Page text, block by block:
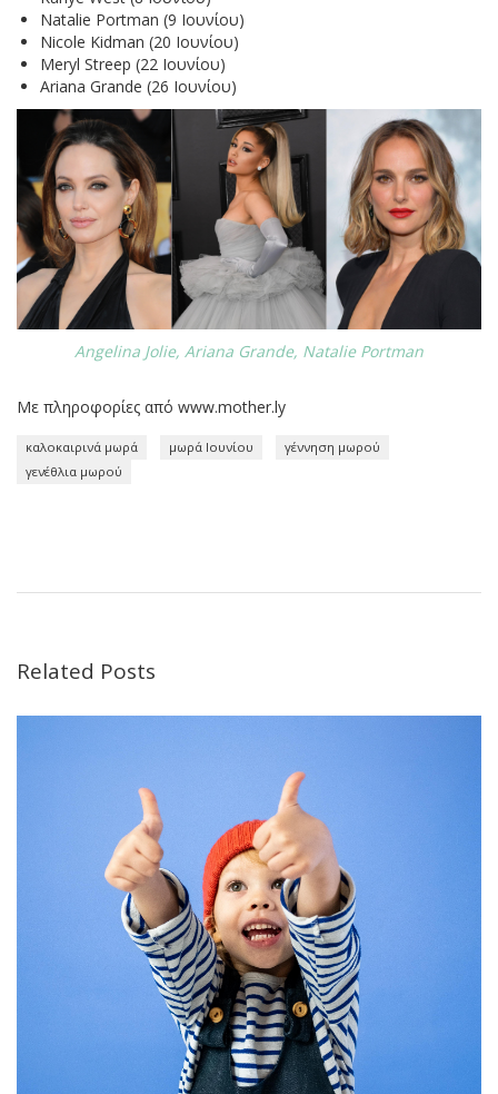
Natalie Portman (9 Ιουνίου)
Nicole Kidman (20 Ιουνίου)
Meryl Streep (22 Ιουνίου)
Ariana Grande (26 Ιουνίου)
Angelina Jolie, Ariana Grande, Natalie Portman
Με πληροφορίες από www.mother.ly
καλοκαιρινά μωρά μωρά Ιουνίου
γέννηση μωρού
γενέθλια μωρού
Related Posts